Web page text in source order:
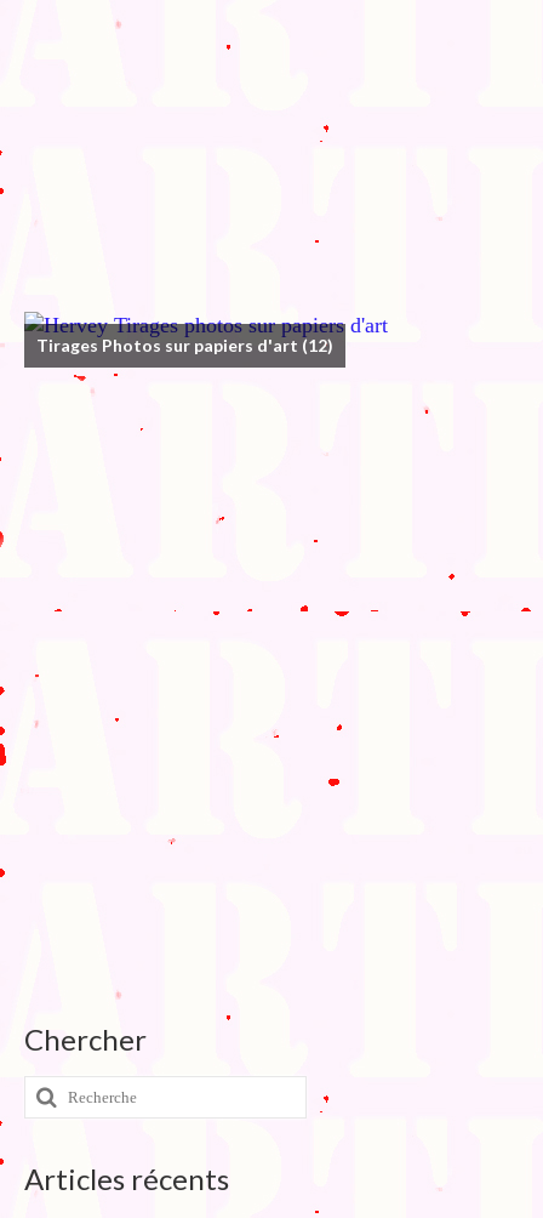
Tirages Photos sur papiers d'art (12)
Chercher
Rechercher
:
Articles récents